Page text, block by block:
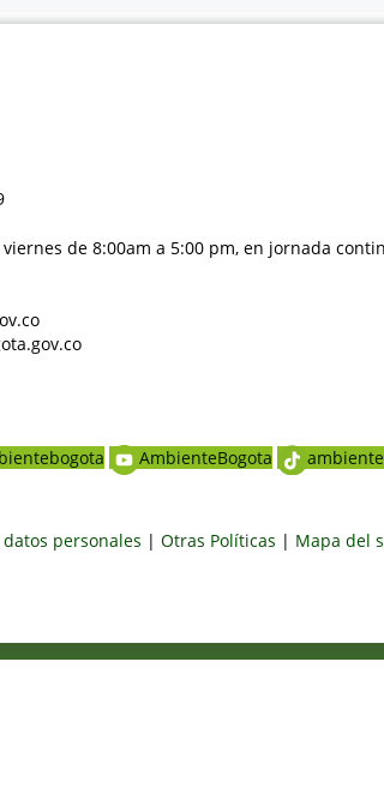
de 8:00am a 5:00 pm, en jornada
AmbienteBogota
personales | Otras Políticas | Mapa del